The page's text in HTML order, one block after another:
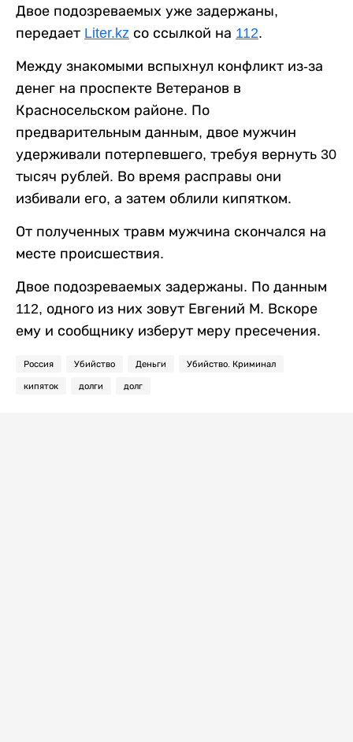
Двое подозреваемых уже задержаны,
передает Liter.kz со ссылкой на 112.
Между знакомыми вспыхнул конфликт из-за
денег на проспекте Ветеранов в
Красносельском районе. По
предварительным данным, двое мужчин
удерживали потерпевшего, требуя вернуть 30
тысяч рублей. Во время расправы они
избивали его, а затем облили кипятком.
От полученных травм мужчина скончался на
месте происшествия.
Двое подозреваемых задержаны. По данным
112, одного из них зовут Евгений М. Вскоре
ему и сообщнику изберут меру пресечения.
Россия Убийство Деньги Убийство. Криминал
кипяток долги долг